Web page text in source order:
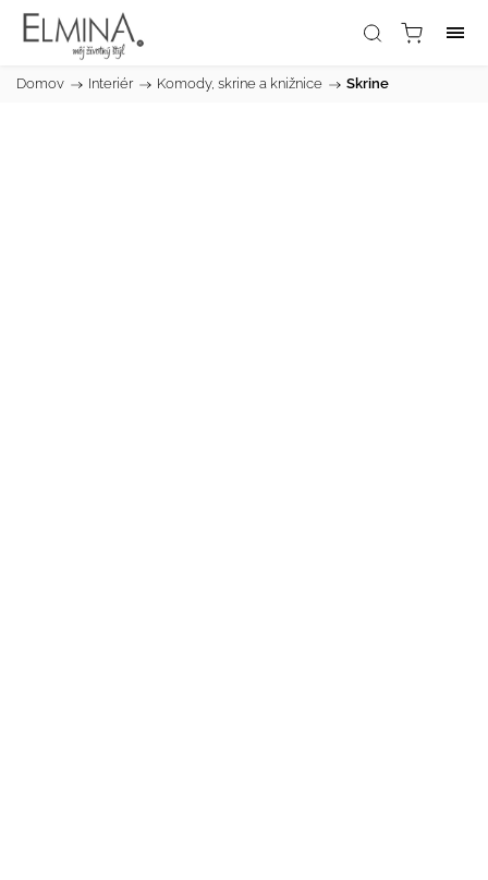
Domov / Interiér / Komody, skrine a knižnice / Skrine